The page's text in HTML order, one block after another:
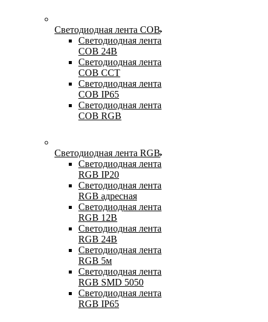
Светодиодная лента COB
Светодиодная лента
COB 24В
Светодиодная лента
COB CCT
Светодиодная лента
COB IP65
Светодиодная лента
COB RGB
Светодиодная лента RGB
Светодиодная лента
RGB IP20
Светодиодная лента
RGB адресная
Светодиодная лента
RGB 12В
Светодиодная лента
RGB 24В
Светодиодная лента
RGB 5м
Светодиодная лента
RGB SMD 5050
Светодиодная лента
RGB IP65